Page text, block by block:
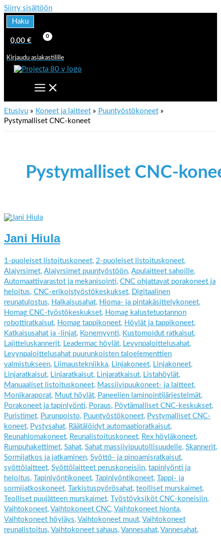
Siirry sisältöön
Haku
0,00 €
Kirjaudu asiakastilille
Etusivu Koneet ja laitteet
Puuntyöstökoneet
Pystymalliset CNC-koneet
Pystymalliset CNC-
Jani Hiula
1-puoleiset listoituskoneet, 2-puoleiset listoituskoneet,
Alajyrsimet, Alajyrsimet puuntyöstöön, Apulaitteet sahoille,
Automaattivarastot ja mekanisointi, CNC ohjattavat porakoneet ja
heloitus, CNC-erikoistyöstökeskukset, Digitaalinen
reunatulostus, Halkaisusahat, Hioma- ja pintakäsittelykoneet,
Homag CNC-työstökeskukset, Homag kalustetuotannon
robottiratkaisut, Homag tappikoneet, Höylät ja tappikoneet,
Katkaisusahat ja -linjat, Konemyynti, Kustomoidut ratkaisut,
Lajitteluskannerit, Leadermac höylät, Levynpaloittelusahat,
Levynpaloittelusahat puurunkoisten taloelementtien
valmistukseen, Liimaustekniikka, Linjakoneet, Linjakoneet,
Linjaratkaisut, Linjaratkaisut, Linjaratkaisut, Listahöylät,
Manuaaliset listoituskoneet, Massiivipuukoneet- ja laitteet,
Monikaraporat, Muut höylät, Paneelien laminointijärjestelmät,
Porakoneet ja tapinlyönti, Poraus, Pöytämalliset CNC-keskukset,
Puristimet, Purunpoisto, Puuntyöstökoneet, Pystymalliset CNC-
koneet, Pystysahat, Räätälöidyt automaatioratkaisut,
Reunahiomakoneet, Reunalistoituskoneet, Rex höyläkoneet,
Rumpuhakettimet, Sahat, Sahat massiivipuutollisuudelle, Skannerit,
Sormijatkos ja jatkaminen, Syöttö- ja pinoamisratkaisut,
syöttölaitteet, Syöttölaitteet peruskoneisiin, tapinlyönti ja
heloitus, Tapinlyöntikoneet, Tapinlyöntikoneet,
Tappi- ja
sormijatkoskoneet, Tarkistuspyörösahat, teolliset murskaimet,
Teolliset puujätteen murskaimet, Työstöyksiköt CNC-koneisiin,
Vaihtokoneet, Vaihtokoneet CNC, Vaihtokoneet hionta,
Vaihtokoneet höyläys, Vaihtokoneet muut, Vaihtokoneet
reunalistoitus, Vaihtokoneet sahaus, Vannesahat, Vannesahat,